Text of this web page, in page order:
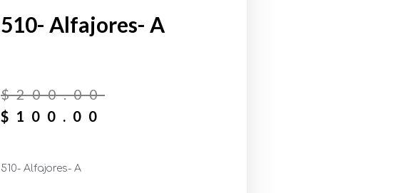
510- Alfajores- A
$200.00
$ 100.00
510- Alfajores- A